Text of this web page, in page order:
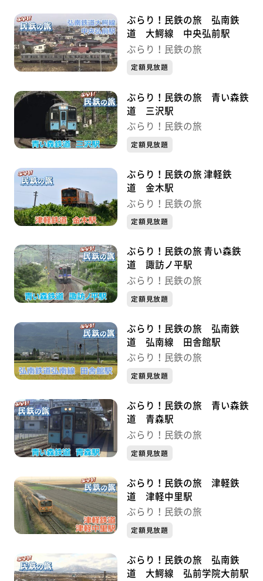
ぶらり！民鉄の旅 弘南鉄
道 大鰐線 中央弘前駅
ぶらり！民鉄の旅
定額見放題
ぶらり！民鉄の旅 青い森鉄
道 三沢駅
ぶらり！民鉄の旅
定額見放題
ぶらり！民鉄の旅 津軽鉄
道 金木駅
ぶらり！民鉄の旅
定額見放題
ぶらり！民鉄の旅 青い森鉄
道 諏訪ノ平駅
ぶらり！民鉄の旅
定額見放題
ぶらり！民鉄の旅 弘南鉄
道 弘南線 田舎館駅
ぶらり！民鉄の旅
定額見放題
ぶらり！民鉄の旅 青い森鉄
道 青森駅
ぶらり！民鉄の旅
定額見放題
ぶらり！民鉄の旅 津軽鉄
道 津軽中里駅
ぶらり！民鉄の旅
定額見放題
ぶらり！民鉄の旅 弘南鉄
道 大鰐線 弘前学院大前駅